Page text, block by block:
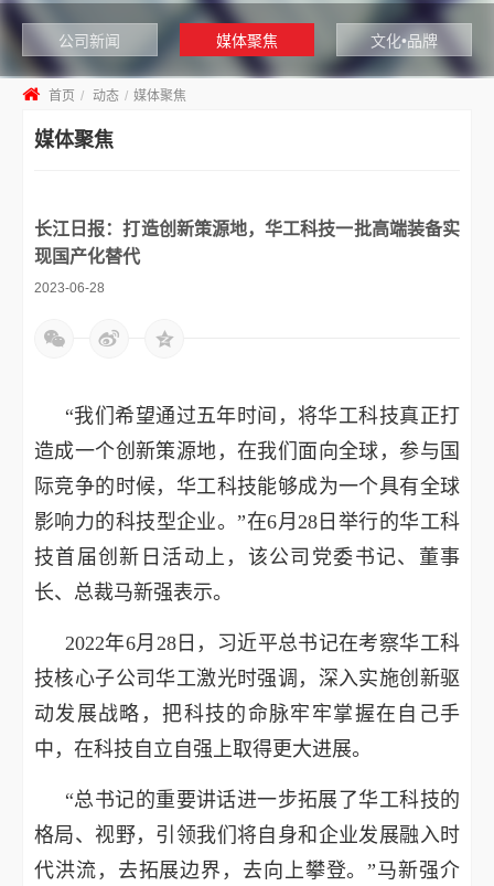
首页 动态 媒体聚焦
媒体聚焦
长江日报：打造创新策源地，华工科技一批高端装备实
现国产化替代
2023-06-28
“我们希望通过五年时间，将华工科技真正打
造成一个创新策源地，在我们面向全球，参与国
际竞争的时候，华工科技能够成为一个具有全球
影响力的科技型企业。”在6月28日举行的华工科
技首届创新日活动上，该公司党委书记、董事
长、总裁马新强表示。
2022年6月28日，习近平总书记在考察华工科
技核心子公司华工激光时强调，深入实施创新驱
动发展战略，把科技的命脉牢牢掌握在自己手
中，在科技自立自强上取得更大进展。
“总书记的重要讲话进一步拓展了华工科技的
格局、视野，引领我们将自身和企业发展融入时
代洪流，去拓展边界，去向上攀登。”马新强介
公司新闻 媒体聚焦 文化•品牌